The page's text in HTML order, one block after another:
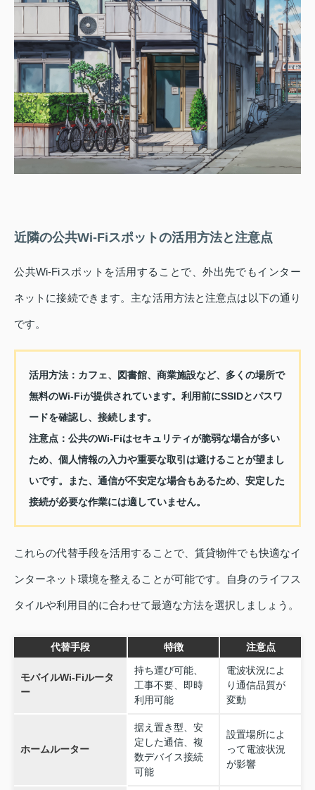
近隣の公共Wi-Fiスポットの活用方法と注意点
公共Wi-Fiスポットを活用することで、外出先でもインター
ネットに接続できます。主な活用方法と注意点は以下の通り
です。
活用方法： カフェ、図書館、商業施設など、多くの場所で
無料のWi-Fiが提供されています。利用前にSSIDとパスワ
ードを確認し、接続します。
注意点： 公共のWi-Fiはセキュリティが脆弱な場合が多い
ため、個人情報の入力や重要な取引は避けることが望まし
いです。また、通信が不安定な場合もあるため、安定した
接続が必要な作業には適していません。
これらの代替手段を活用することで、賃貸物件でも快適なイ
ンターネット環境を整えることが可能です。自身のライフス
タイルや利用目的に合わせて最適な方法を選択しましょう。
代替手段 特徴 注意点
モバイルWi-Fiルータ
ー
持ち運び可能、
工事不要、即時
利用可能
電波状況によ
り通信品質が
変動
ホームルーター
据え置き型、安
定した通信、複
数デバイス接続
可能
設置場所によ
って電波状況
が影響